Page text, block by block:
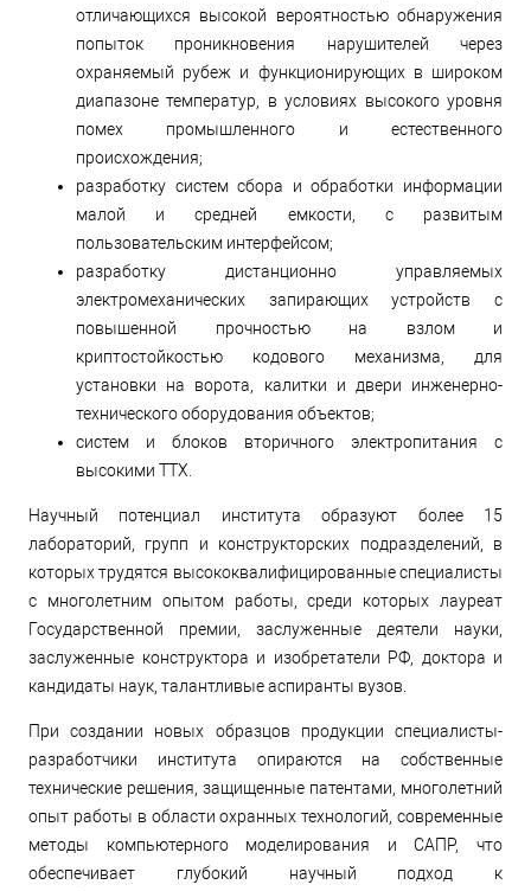
отличающихся высокой вероятностью обнаружения
попыток проникновения нарушителей через
охраняемый рубеж и функционирующих в широком
диапазоне температур, в условиях высокого уровня
помех промышленного и естественного
происхождения;
разработку систем сбора и обработки информации
малой и средней емкости, с развитым
пользовательским интерфейсом;
разработку дистанционно управляемых
электромеханических запирающих устройств с
повышенной прочностью на взлом и
криптостойкостью кодового механизма, для
установки на ворота, калитки и двери инженерно-
технического оборудования объектов;
систем и блоков вторичного электропитания с
высокими ТТХ.
Научный потенциал института образуют более 15
лабораторий, групп и конструкторских подразделений, в
которых трудятся высококвалифицированные специалисты
с многолетним опытом работы, среди которых лауреат
Государственной премии, заслуженные деятели науки,
заслуженные конструктора и изобретатели РФ, доктора и
кандидаты наук, талантливые аспиранты вузов.
При создании новых образцов продукции специалисты-
разработчики института опираются на собственные
технические решения, защищенные патентами, многолетний
опыт работы в области охранных технологий, современные
методы компьютерного моделирования и САПР, что
обеспечивает глубокий научный подход к